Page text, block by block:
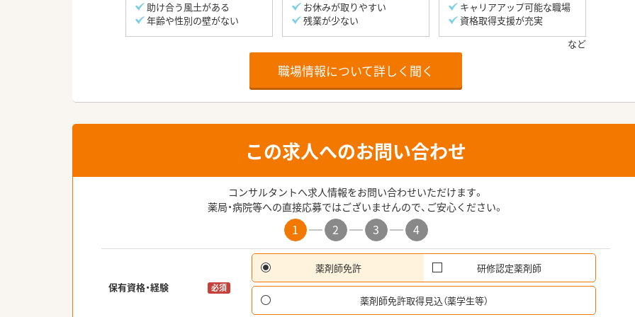
助け合う風土がある
年齢や性別の壁がない
お休みが取りやすい
残業が少ない
キャリアアップ可能な職場
資格取得支援が充実
職場情報について詳しく聞く
この求人へのお問い合わせ
コンサルタントへ求人情報をお問い合わせいただけます。
薬局・病院等への直接応募ではございませんので、ご安心ください。
1 2 3 4
保有資格・経験 必須
薬剤師免許 研修認定薬剤師
薬剤師免許取得見込（薬学生等）